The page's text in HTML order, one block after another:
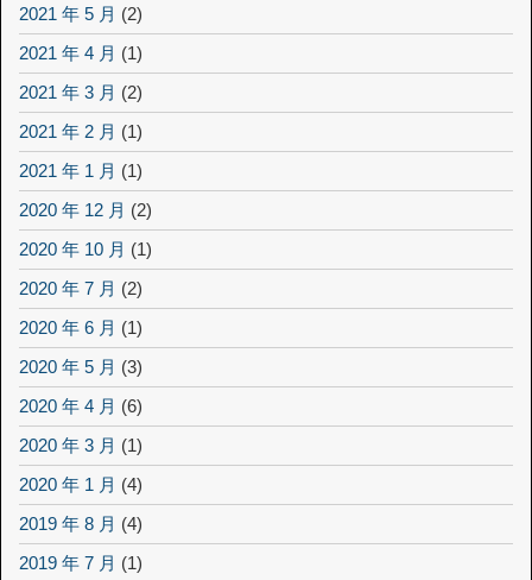
2021 年 5 月 (2)
2021 年 4 月 (1)
2021 年 3 月 (2)
2021 年 2 月 (1)
2021 年 1 月 (1)
2020 年 12 月 (2)
2020 年 10 月 (1)
2020 年 7 月 (2)
2020 年 6 月 (1)
2020 年 5 月 (3)
2020 年 4 月 (6)
2020 年 3 月 (1)
2020 年 1 月 (4)
2019 年 8 月 (4)
2019 年 7 月 (1)